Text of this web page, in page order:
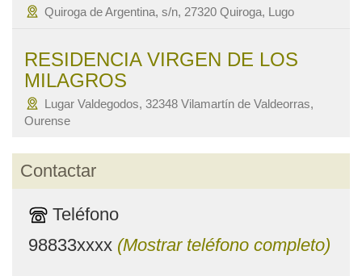
Quiroga de Argentina, s/n, 27320 Quiroga, Lugo
RESIDENCIA VIRGEN DE LOS
MILAGROS
Lugar Valdegodos, 32348 Vilamartín de Valdeorras,
Ourense
Contactar
Teléfono
98833xxxx (Mostrar teléfono completo)